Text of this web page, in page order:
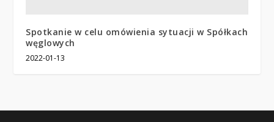
Spotkanie w celu omówienia sytuacji w Spółkach
węglowych
2022-01-13